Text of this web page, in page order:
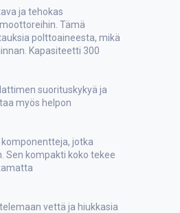
ja tehokas
Tämä
polttoaineesta, mikä
Kapasiteetti 300
suorituskykyä ja
myös helpon
jotka
Sen kompakti koko tekee
vettä ja hiukkasia